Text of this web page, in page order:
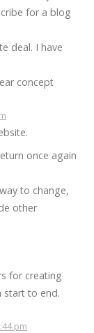
for a blog
deal. I have
concept
once again
to change,
other
for creating
start to end.
pm